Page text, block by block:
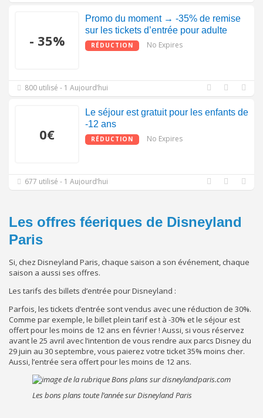
- 35%
Promo du moment → -35% de remise
sur les tickets d’entrée pour adulte
RÉDUCTION No Expires
800 utilisé - 1 Aujourd’hui
0€
Le séjour est gratuit pour les enfants de
-12 ans
RÉDUCTION No Expires
677 utilisé - 1 Aujourd’hui
Les offres féeriques de Disneyland
Paris
Si, chez Disneyland Paris, chaque saison a son événement, chaque
saison a aussi ses offres.
Les tarifs des billets d’entrée pour Disneyland :
Parfois, les tickets d’entrée sont vendus avec une réduction de 30%.
Comme par exemple, le billet plein tarif est à -30% et le séjour est
offert pour les moins de 12 ans en février ! Aussi, si vous réservez
avant le 25 avril avec l’intention de vous rendre aux parcs Disney du
29 juin au 30 septembre, vous paierez votre ticket 35% moins cher.
Aussi, l’entrée sera offert pour les moins de 12 ans.
Les bons plans toute l’année sur Disneyland Paris